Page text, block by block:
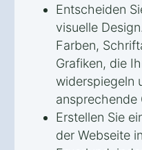
Entscheiden
visuelle
Farben,
Grafiken, die
widerspiegeln
ansprechende
Erstellen Sie
der Webseite